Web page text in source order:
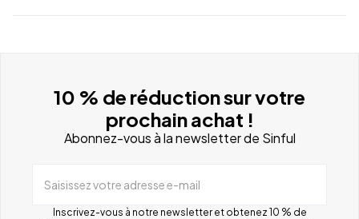
10 % de réduction sur votre
prochain achat !
Abonnez-vous à la newsletter de Sinful
Saisissez votre adresse e-mail
Inscrivez-vous à notre newsletter et obtenez 10 % de